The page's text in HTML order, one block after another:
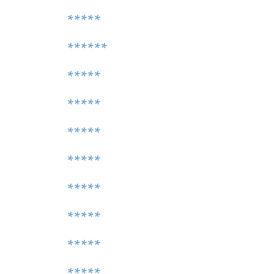
*****
******
*****
*****
*****
*****
*****
*****
*****